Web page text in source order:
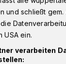
und schließt gem.
USA ein.
verarbeiten